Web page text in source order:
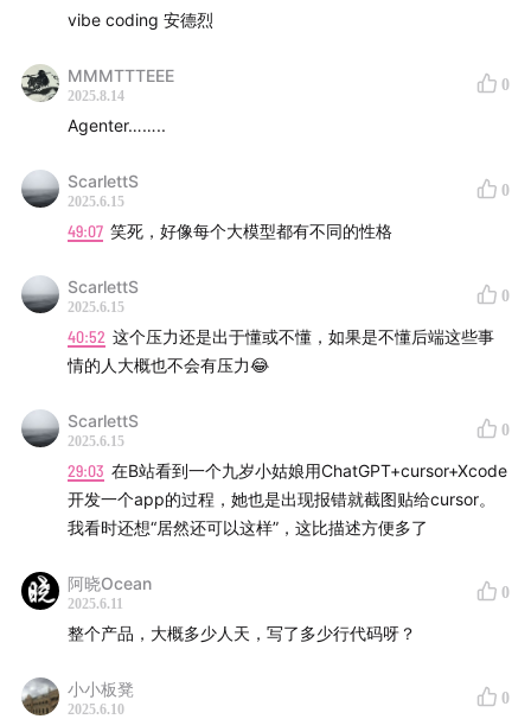
vibe coding 安德烈
MMMTTTEEE
2025.8.14
0
Agenter……..
ScarlettS
2025.6.15
0
49:07 笑死，好像每个大模型都有不同的性格
ScarlettS
2025.6.15
0
40:52 这个压力还是出于懂或不懂，如果是不懂后端这些事
情的人大概也不会有压力😂
ScarlettS
2025.6.15
0
29:03 在B站看到一个九岁小姑娘用ChatGPT+cursor+Xcode
开发一个app的过程，她也是出现报错就截图贴给cursor。
我看时还想“居然还可以这样”，这比描述方便多了
阿晓Ocean
2025.6.11
0
整个产品，大概多少人天，写了多少行代码呀？
小小板凳
2025.6.10
0